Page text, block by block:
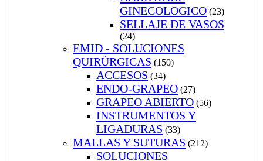
GINECOLOGICO (23)
SELLAJE DE VASOS
(24)
EMID - SOLUCIONES
QUIRÚRGICAS (150)
ACCESOS (34)
ENDO-GRAPEO (27)
GRAPEO ABIERTO (56)
INSTRUMENTOS Y
LIGADURAS (33)
MALLAS Y SUTURAS (212)
SOLUCIONES